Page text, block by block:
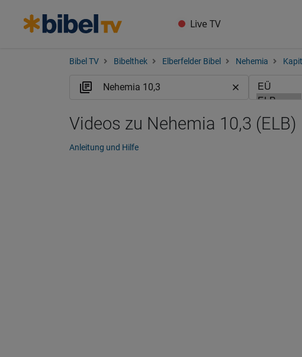
Live TV
Bibel TV Bibelthek Elberfelder Bibel Nehemia
Videos zu Nehemia 10,3 (ELB)
Anleitung und Hilfe